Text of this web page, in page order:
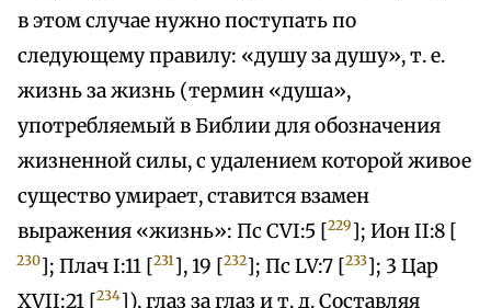
в этом случае нужно поступать по
следующему правилу: «душу за душу», т. е.
жизнь за жизнь (термин «душа»,
употребляемый в Библии для обозначения
жизненной силы, с удалением которой живое
существо умирает, ставится взамен
выражения «жизнь»: Пс CVI:5 [229 ]; Ион II:8 [
230]; Плач I:11 [231], 19 [232]; Пс LV:7 [233]; 3 Цар
XVII:21 [234]), глаз за глаз и т. д. Составляя